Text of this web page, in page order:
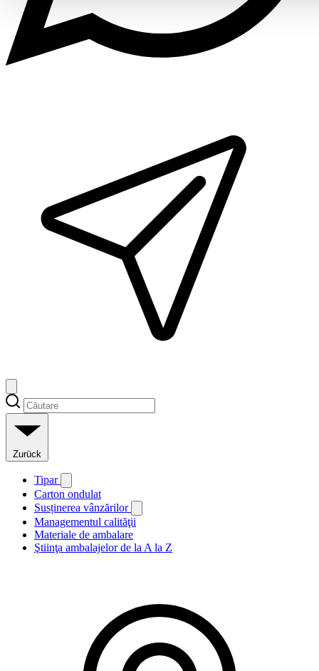
Zurück
Tipar
Carton ondulat
Susținerea vânzărilor
Managementul calităţii
Materiale de ambalare
Ştiinţa ambalajelor de la A la Z